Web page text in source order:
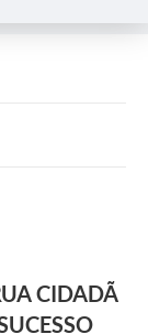
CIDADÃ